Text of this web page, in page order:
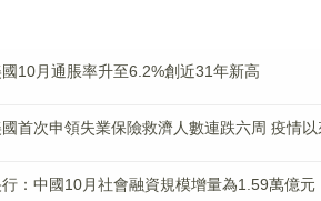
國10月通脹率升至6.2%創近31年新高
國首次申領失業保險救濟人數連跌六周 疫情
：中國10月社會融資規模增量為1.59萬億元